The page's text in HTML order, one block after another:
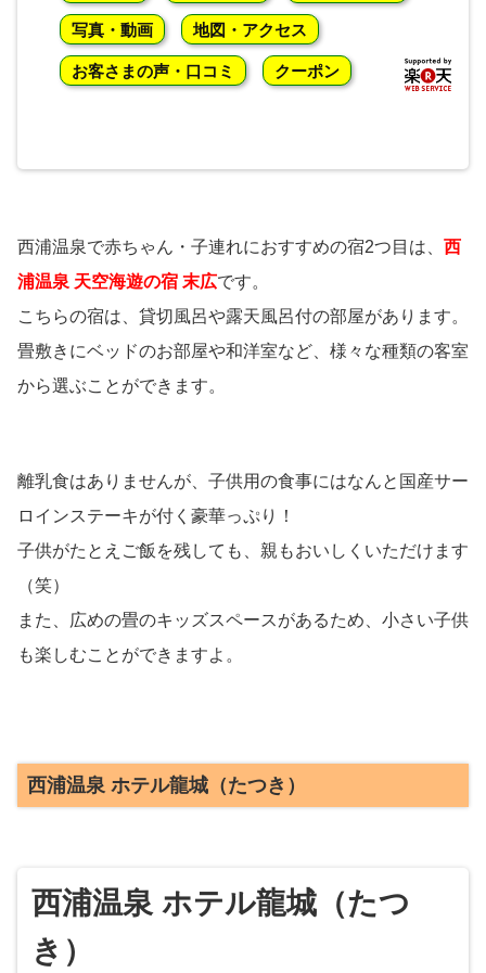
写真・動画 地図・アクセス
お客さまの声・口コミ クーポン
西浦温泉で赤ちゃん・子連れにおすすめの宿2つ目は、 西
浦温泉 天空海遊の宿 末広です。
こちらの宿は、貸切風呂や露天風呂付の部屋があります。
畳敷きにベッドのお部屋や和洋室など、様々な種類の客室
から選ぶことができます。
離乳食はありませんが、子供用の食事にはなんと国産サー
ロインステーキが付く豪華っぷり！
子供がたとえご飯を残しても、親もおいしくいただけます
（笑）
また、広めの畳のキッズスペースがあるため、小さい子供
も楽しむことができますよ。
西浦温泉 ホテル龍城（たつき）
西浦温泉 ホテル龍城（たつ
き）